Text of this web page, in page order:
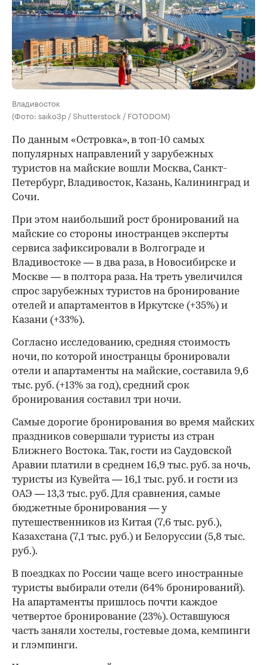
Владивосток
(Фото: saiko3p / Shutterstock / FOTODOM)
По данным «Островка», в топ-10 самых
популярных направлений у зарубежных
туристов на майские вошли Москва, Санкт-
Петербург, Владивосток, Казань, Калининград и
Сочи.
При этом наибольший рост бронирований на
майские со стороны иностранцев эксперты
сервиса зафиксировали в Волгограде и
Владивостоке — в два раза, в Новосибирске и
Москве — в полтора раза. На треть увеличился
спрос зарубежных туристов на бронирование
отелей и апартаментов в Иркутске (+35%) и
Казани (+33%).
Согласно исследованию, средняя стоимость
ночи, по которой иностранцы бронировали
отели и апартаменты на майские, составила 9,6
тыс. руб. (+13% за год), средний срок
бронирования составил три ночи.
Самые дорогие бронирования во время майских
праздников совершали туристы из стран
Ближнего Востока. Так, гости из Саудовской
Аравии платили в среднем 16,9 тыс. руб. за ночь,
туристы из Кувейта — 16,1 тыс. руб. и гости из
ОАЭ — 13,3 тыс. руб. Для сравнения, самые
бюджетные бронирования — у
путешественников из Китая (7,6 тыс. руб.),
Казахстана (7,1 тыс. руб.) и Белоруссии (5,8 тыс.
руб.).
В поездках по России чаще всего иностранные
туристы выбирали отели (64% бронирований).
На апартаменты пришлось почти каждое
четвертое бронирование (23%). Оставшуюся
часть заняли хостелы, гостевые дома, кемпинги
и глэмпинги.